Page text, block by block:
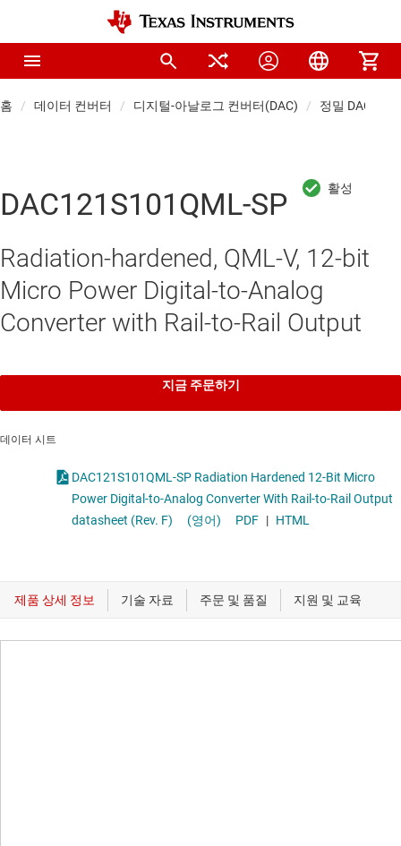
홈 데이터 컨버터 디지털-아날로그 컨버터(DAC) 정밀 DAC(≤10
DAC121S101QML-SP
Radiation-hardened, QML-V, 12-bit
Micro Power Digital-to-Analog
Converter with Rail-to-Rail Output
지금 주문하기
데이터 시트
DAC121S101QML-SP Radiation Hardened 12-Bit Micro
Power Digital-to-Analog Converter With Rail-to-Rail Output
datasheet (Rev. F)
(영어) PDF | HTML